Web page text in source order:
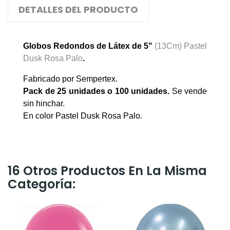
DETALLES DEL PRODUCTO
Globos Redondos de Látex de 5" (13Cm) Pastel
Dusk Rosa Palo.
Fabricado por Sempertex.
Pack de 25 unidades o 100 unidades. Se vende
sin hinchar.
En color Pastel Dusk Rosa Palo.
16 Otros Productos En La Misma
Categoría: